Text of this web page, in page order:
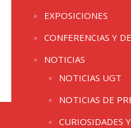
EXPOSICIONES
CONFERENCIAS Y
NOTICIAS
NOTICIAS UGT
NOTICIAS DE
CURIOSIDADES